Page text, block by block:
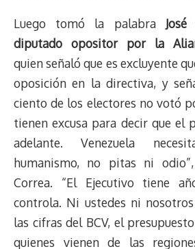
Luego tomó la palabraJosé
diputado opositor por la
quien señaló que es excluyente
oposición en la directiva, y
ciento de los electores no votó
tienen excusa para decir que el
adelante. Venezuela
humanismo, no pitas ni
Correa. “El Ejecutivo tiene
controla. Ni ustedes ni
las cifras del BCV, el
quienes vienen de las